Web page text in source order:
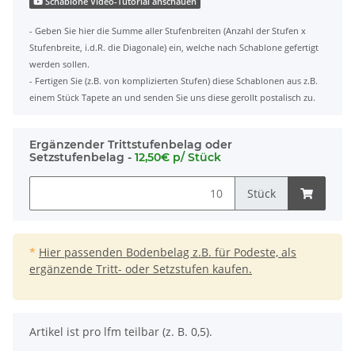
- Geben Sie hier die Summe aller Stufenbreiten (Anzahl der Stufen x
Stufenbreite, i.d.R. die Diagonale) ein, welche nach Schablone gefertigt
werden sollen.
- Fertigen Sie (z.B. von komplizierten Stufen) diese Schablonen aus z.B.
einem Stück Tapete an und senden Sie uns diese gerollt postalisch zu.
Ergänzender Trittstufenbelag oder
Setzstufenbelag - 12,50€ p/ Stück
Stück
* Hier passenden Bodenbelag z.B. für Podeste, als
ergänzende Tritt- oder Setzstufen kaufen.
x
Artikel ist pro lfm teilbar (z. B. 0,5).